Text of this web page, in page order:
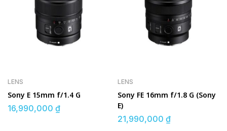
LENS
Sony E 15mm f/1.4 G
16,990,000 ₫
LENS
Sony FE 16mm f/1.8 G (Sony
E)
21,990,000 ₫